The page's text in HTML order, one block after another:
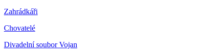
Zahrádkáři
Chovatelé
Divadelní soubor Vojan